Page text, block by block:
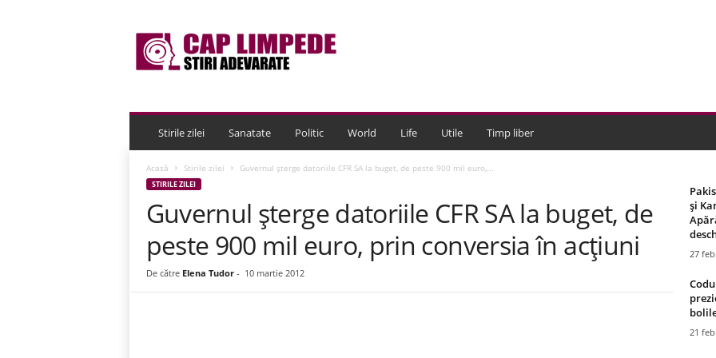
p
d
Stirile zilei Sanatate Politic World Life Utile Timp liber
Acasă Stirile zilei Guvernul şterge datoriile CFR SA la buget, de peste 900 mil euro,...
STIRILE ZILEI
Guvernul şterge datoriile CFR SA la buget, de
peste 900 mil euro, prin conversia în acţiuni
De către Elena Tudor- 10 martie 2012
și
27
21